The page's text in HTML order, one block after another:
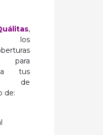
,
los
para
a tus
de
de: